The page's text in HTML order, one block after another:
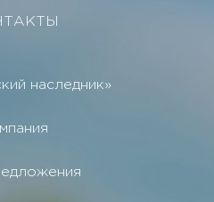
наследник»